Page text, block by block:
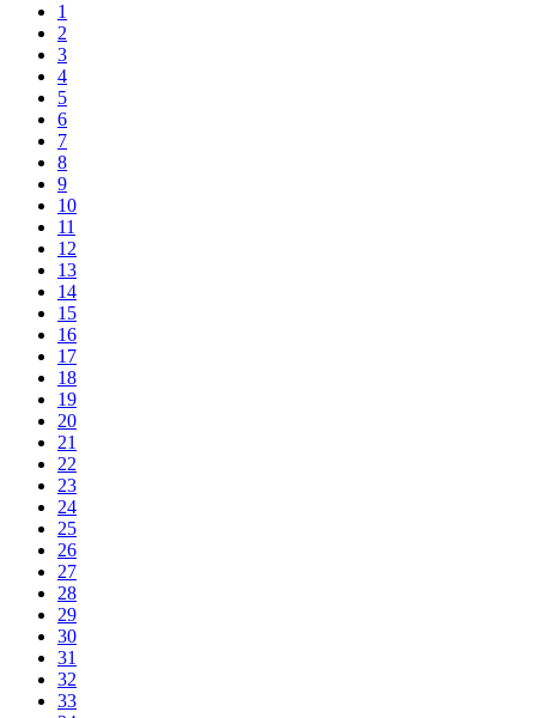
1
2
3
4
5
6
7
8
9
10
11
12
13
14
15
16
17
18
19
20
21
22
23
24
25
26
27
28
29
30
31
32
33